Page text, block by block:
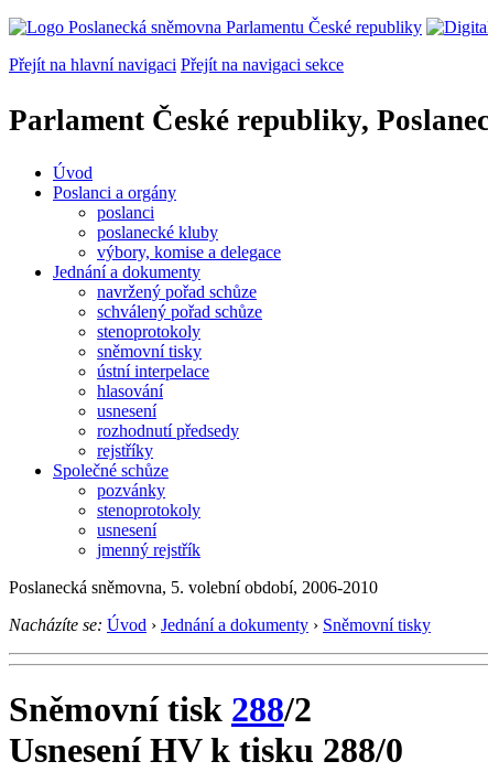
Přejít na hlavní navigaci Přejít na navigaci sekce
Parlament České republiky,
Úvod
Poslanci a orgány
poslanci
poslanecké kluby
výbory, komise a delegace
Jednání a dokumenty
navržený pořad schůze
schválený pořad schůze
stenoprotokoly
sněmovní tisky
ústní interpelace
hlasování
usnesení
rozhodnutí předsedy
rejstříky
Společné schůze
pozvánky
stenoprotokoly
usnesení
jmenný rejstřík
Poslanecká sněmovna, 5. volební období, 2006-2010
Nacházíte se: Úvod › Jednání a dokumenty › Sněmovní tisky
Sněmovní tisk 288/2
Usnesení HV k tisku 288/0